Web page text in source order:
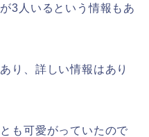
3人いるという情報もあ
り、詳しい情報はあり
も可愛がっていたので